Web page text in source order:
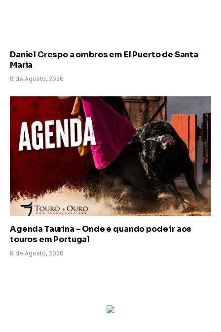
Daniel Crespo a ombros em El Puerto de Santa
Maria
8 de Agosto, 2026
Agenda Taurina – Onde e quando pode ir aos
touros em Portugal
8 de Agosto, 2026